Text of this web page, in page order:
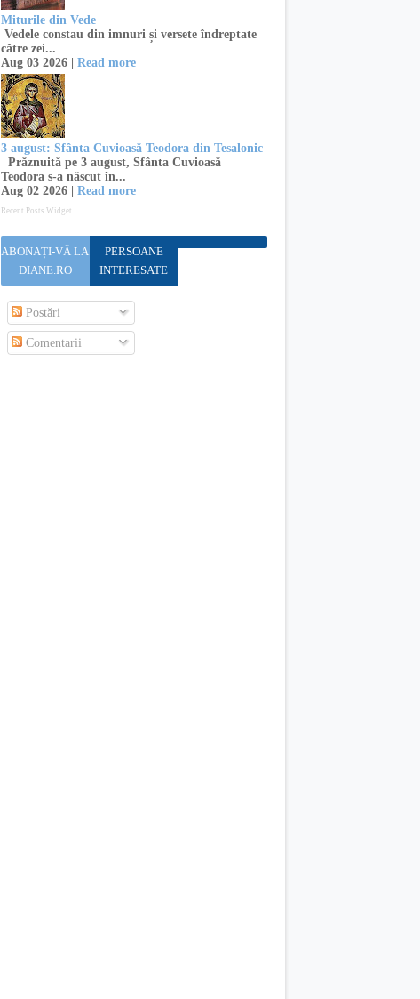
Miturile din Vede
Vedele constau din imnuri și versete îndreptate
către zei...
Aug 03 2026 | Read more
3 august: Sfânta Cuvioasă Teodora din Tesalonic
Prăznuită pe 3 august, Sfânta Cuvioasă
Teodora s-a născut în...
Aug 02 2026 | Read more
Recent Posts Widget
ABONAȚI-VĂ LA
DIANE.RO
PERSOANE
INTERESATE
Postări
Comentarii